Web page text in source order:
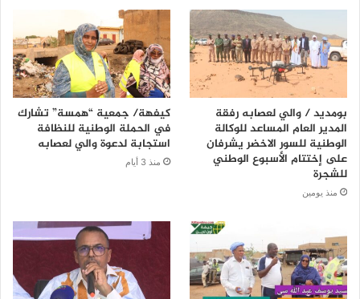
بومديد / والي لعصابه رفقة
المدير العام المساعد للوكالة
الوطنية للسور الاخضر يشرفان
على إختتام الأسبوع الوطني
للشجرة
منذ يومين
كيفهة/ جمعية “همسة” تشارك
في الحملة الوطنية للنظافة
استجابة لدعوة والي لعصابه
منذ 3 أيام